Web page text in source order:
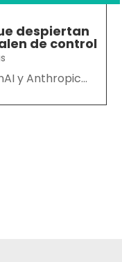
despiertan
de control
y Anthropic...